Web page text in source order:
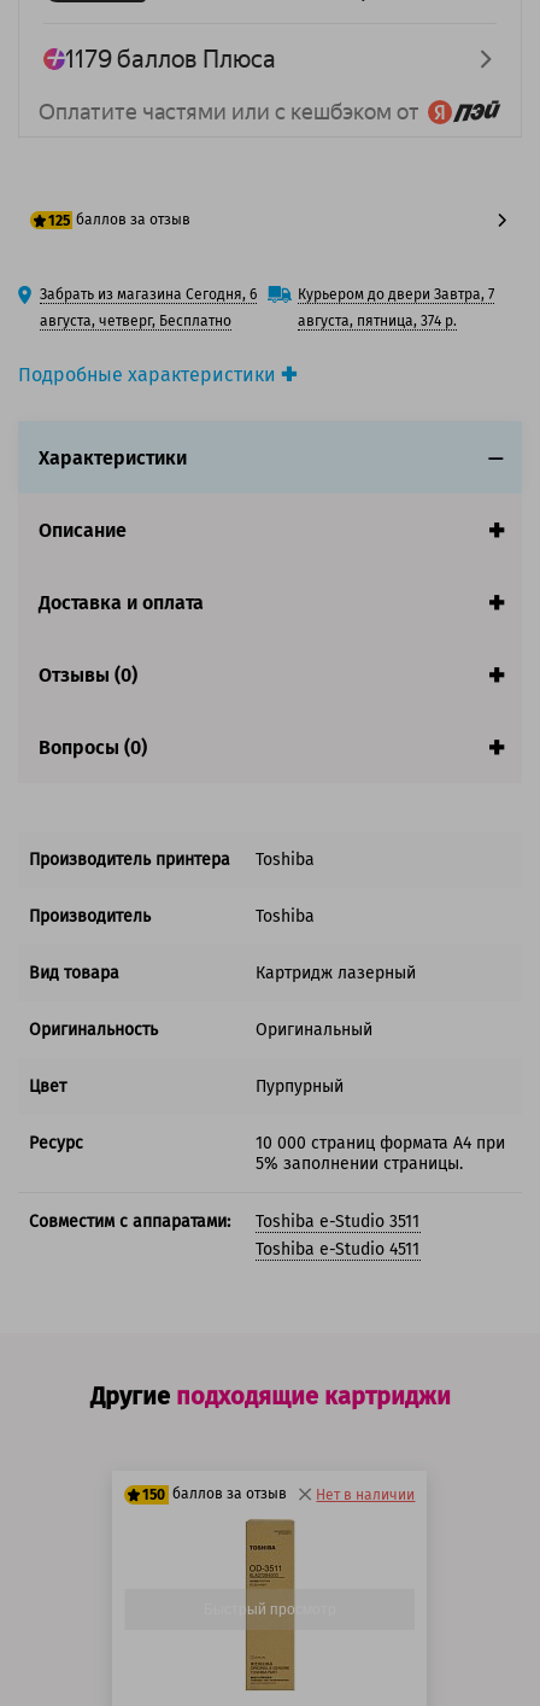
Подробные характеристики
Вид товара:Картридж лазерный
Ресурс:10 000 страниц формата А4 при 5%
Совместим с аппаратами
125 баллов за отзыв
100 баллов
125 баллов
Забрать из магазина Сегодня, 6
августа, четверг, Бесплатно
Курьером до двери Завтра, 7
августа, пятница, 374 р.
Характеристики
Описание
Доставка и оплата
Отзывы (0)
Вопросы (0)
Производитель принтера Toshiba
Производитель Toshiba
Вид товара Картридж лазерный
Оригинальность Оригинальный
Цвет Пурпурный
Ресурс
10 000 страниц формата А4 при
5% заполнении страницы.
Совместим с аппаратами:
Toshiba e-Studio 3511
Toshiba e-Studio 4511
Другие подходящие картриджи
150 баллов за отзыв Нет в наличии
Быстрый просмотр